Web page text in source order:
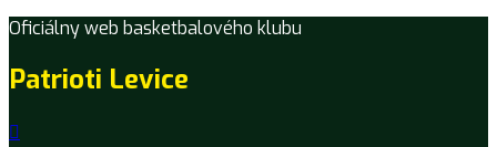
Oficiálny web basketbalového klubu
Patrioti Levice